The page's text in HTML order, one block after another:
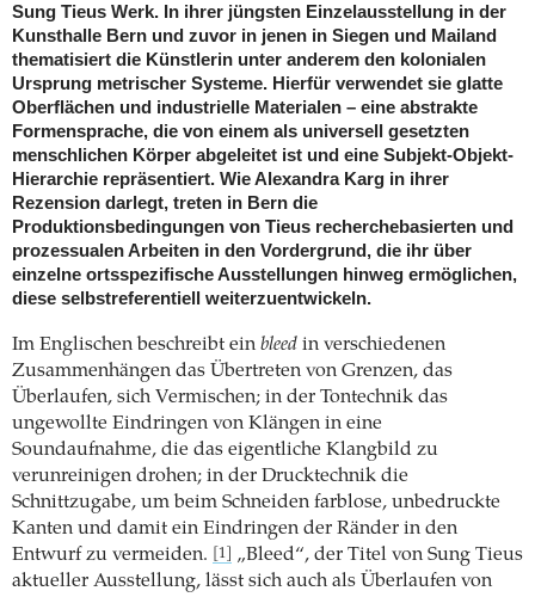
Sung Tieus Werk. In ihrer jüngsten Einzelausstellung in der
Kunsthalle Bern und zuvor in jenen in Siegen und Mailand
thematisiert die Künstlerin unter anderem den kolonialen
Ursprung metrischer Systeme. Hierfür verwendet sie glatte
Oberflächen und industrielle Materialen – eine abstrakte
Formensprache, die von einem als universell gesetzten
menschlichen Körper abgeleitet ist und eine Subjekt-Objekt-
Hierarchie repräsentiert. Wie Alexandra Karg in ihrer
Rezension darlegt, treten in Bern die
Produktionsbedingungen von Tieus recherchebasierten und
prozessualen Arbeiten in den Vordergrund, die ihr über
einzelne ortsspezifische Ausstellungen hinweg ermöglichen,
diese selbstreferentiell weiterzuentwickeln.
Im Englischen beschreibt ein bleed in verschiedenen
Zusammenhängen das Übertreten von Grenzen, das
Überlaufen, sich Vermischen; in der Tontechnik das
ungewollte Eindringen von Klängen in eine
Soundaufnahme, die das eigentliche Klangbild zu
verunreinigen drohen; in der Drucktechnik die
Schnittzugabe, um beim Schneiden farblose, unbedruckte
Kanten und damit ein Eindringen der Ränder in den
Entwurf zu vermeiden.
[1]
„Bleed“, der Titel von Sung Tieus
aktueller Ausstellung, lässt sich auch als Überlaufen von